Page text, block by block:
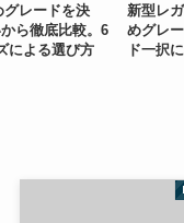
グレードを決
ら徹底比較。6
による選び方
新型レ
めグレ
ド一択